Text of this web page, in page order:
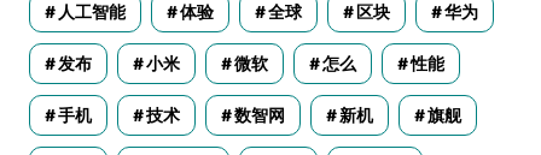
人工智能 体验 全球 区块 华为
发布 小米 微软 怎么 性能
手机 技术 数智网 新机 旗舰